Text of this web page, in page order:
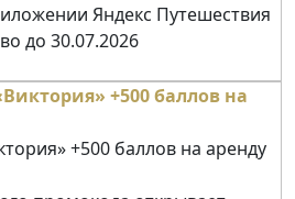
Яндекс Путешествия
до 30.07.2026
+500 баллов на аренду